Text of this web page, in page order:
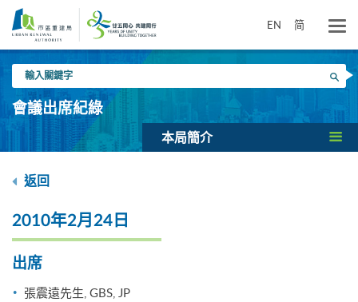
要
EN 简
入
關
鍵
搜尋
會議出席紀綠
本局簡介
返回
2010年2月24日
出席
張震遠先生, GBS, JP